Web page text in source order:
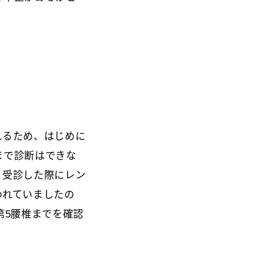
ため、はじめに
診断はできな
診した際にレン
ていましたの
5腰椎までを確認